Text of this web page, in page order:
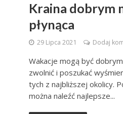
Kraina dobrym
płynąca
29 Lipca 2021 Dodaj
Wakacje mogą być
zwolnić i poszukać
tych z najbliższej okolicy.
można naleźć najlepsze...